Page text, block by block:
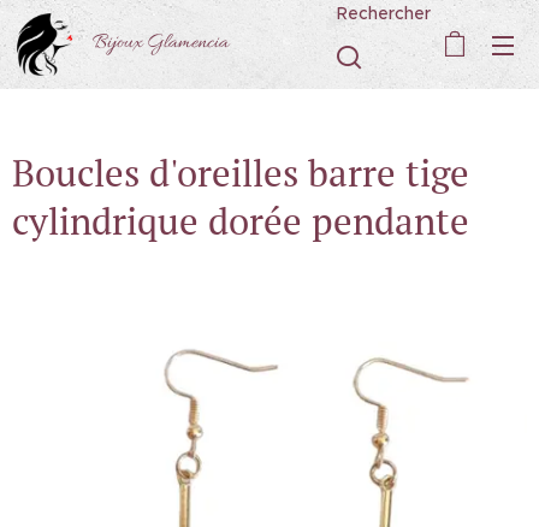
Bijoux Glamencia
Rechercher
Boucles d'oreilles barre tige
cylindrique dorée pendante